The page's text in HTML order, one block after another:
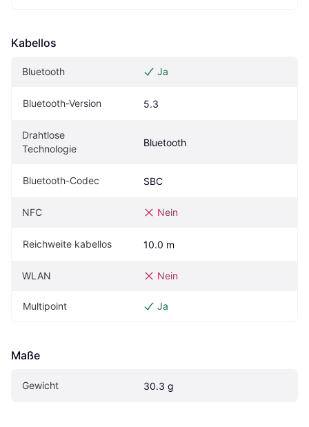
Kabellos
Bluetooth Ja
Bluetooth-Version 5.3
Drahtlose
Technologie
Bluetooth
Bluetooth-Codec SBC
NFC Nein
Reichweite kabellos 10.0 m
WLAN Nein
Multipoint Ja
Maße
Gewicht 30.3 g